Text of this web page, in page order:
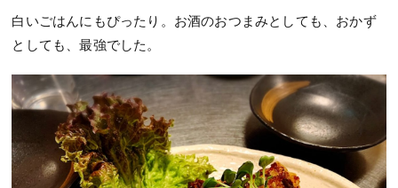
白いごはんにもぴったり。お酒のおつまみとしても、おかず
としても、最強でした。